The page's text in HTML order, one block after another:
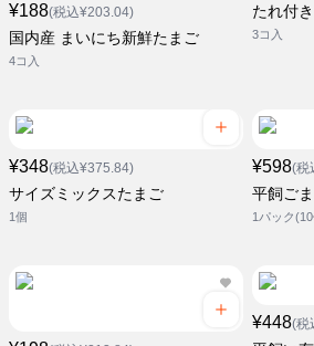
¥188(税込¥203.04)
国内産 まいにち新鮮たまご
4コ入
たれ付
3コ入
¥348(税込¥375.84)
サイズミックスたまご
1個
¥598(税
平飼ご
1パック
¥448(税